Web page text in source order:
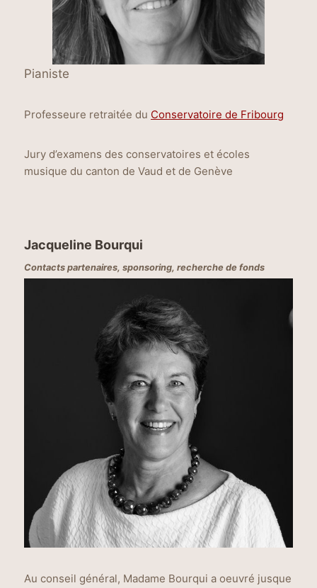
Pianiste
Professeure retraitée du Conservatoire de Fribourg
Jury d’examens des conservatoires et écoles
musique du canton de Vaud et de Genève
Jacqueline Bourqui
Contacts partenaires, sponsoring, recherche de fonds
Au conseil général, Madame Bourqui a oeuvré jusque